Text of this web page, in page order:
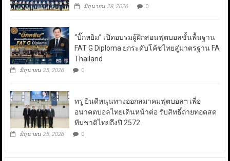
มิถุนายน 28, 2026 0
“บิ๊กหยิม” เปิดอบรมผู้ฝึกสอนฟุตบอลขั้นพื้นฐาน
FAT G Diploma ยกระดับโค้ชไทยสู่มาตรฐาน FA
Thailand
มิถุนายน 25, 2026 0
ทรู ยินดีหนุนทางออกสมาคมฟุตบอลฯ เพื่อ
อนาคตบอลไทยเดินหน้าต่อ รับสิทธิ์ถ่ายทอดสด
ทีมชาติไทยถึงปี 2572
มิถุนายน 25, 2026 0